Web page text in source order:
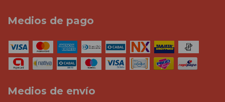
Medios de pago
Medios de envío